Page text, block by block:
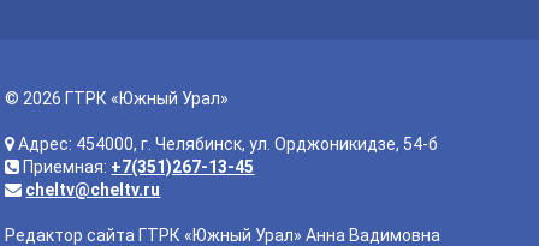
© 2026 ГТРК «Южный Урал»
Адрес: 454000, г. Челябинск, ул. Орджоникидзе, 54-б
Приемная: +7(351)267-13-45
cheltv@cheltv.ru
Редактор сайта ГТРК «Южный Урал» Анна Вадимовна